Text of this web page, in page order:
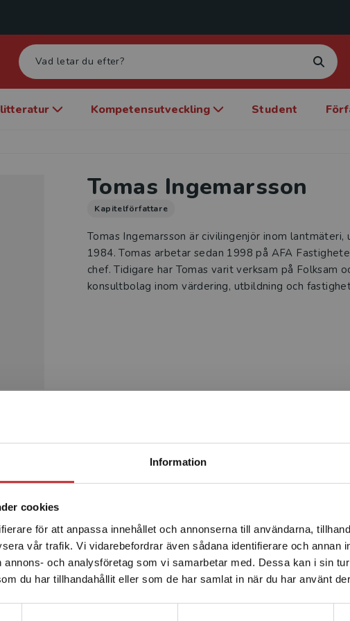
Information
cookies
för att anpassa innehållet och annonserna till användarna,
vår trafik. Vi vidarebefordrar även sådana identifierare och annan
annons- och analysföretag som vi samarbetar med. Dessa kan i sin
du har tillhandahållit eller som de har samlat in när du har använt
Begränsad fraktregion
Det verkar som att du besöker studentlitteratur.se via en
enhet utanför Sverige. Vi erbjuder inte leveranser utanför
Sverige. För att kunna slutföra ett köp måste
leveransadressen vara i Sverige.Läs mer
Kompetensutveckling Student
Tomas Ingemarsson
Kapitelförfattare
Tomas Ingemarsson är civilingenjör inom lantmäteri,
1984. Tomas arbetar sedan 1998 på AFA
chef. Tidigare har Tomas varit verksam på Folksam
konsultbolag inom värdering, utbildning och
Produkter